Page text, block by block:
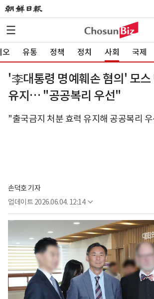
오 유통 정책 정치 사회 국제
'李대통령 명예훼손 혐의' 모스
유지… "공공복리 우선"
"출국금지 처분 효력 유지해 공공복리
손덕호 기자
업데이트 2026.06.04. 12:14